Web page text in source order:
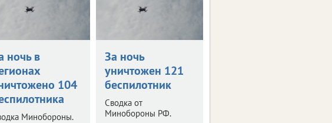
ночь в
104
Минобороны.
За ночь
уничтожен 121
беспилотник
Сводка от
Минобороны РФ.